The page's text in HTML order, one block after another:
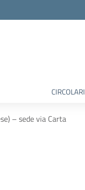
CIRCOLARI
– sede via Carta